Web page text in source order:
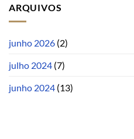
ARQUIVOS
junho 2026 (2)
julho 2024 (7)
junho 2024 (13)